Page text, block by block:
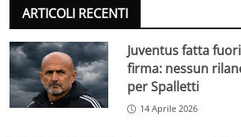
ARTICOLI RECENTI
Juventus fatta
firma: nessun
per Spalletti
14 Aprile 2026